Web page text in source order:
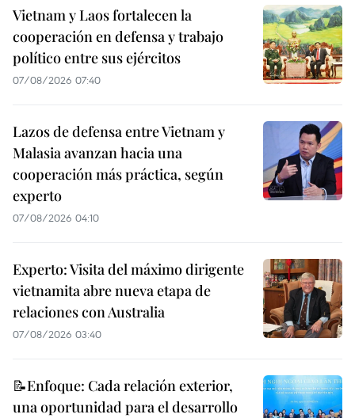
Vietnam y Laos fortalecen la
cooperación en defensa y trabajo
político entre sus ejércitos
07/08/2026 07:40
Lazos de defensa entre Vietnam y
Malasia avanzan hacia una
cooperación más práctica, según
experto
07/08/2026 04:10
Experto: Visita del máximo dirigente
vietnamita abre nueva etapa de
relaciones con Australia
07/08/2026 03:40
📝Enfoque: Cada relación exterior,
una oportunidad para el desarrollo